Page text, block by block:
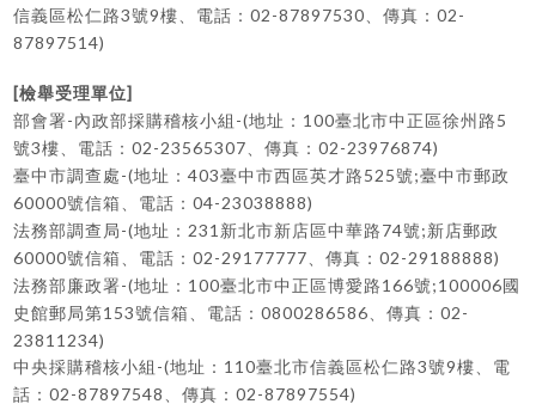
信義區松仁路3號9樓、電話：02-87897530、傳真：02-
87897514)
[檢舉受理單位]
部會署- 內政部採購稽核小組 -(地址： 100臺北市中正區徐州路 5
號3樓、電話：02-23565307、傳真：02-23976874)
臺中市調查處 -(地址：403臺中市西區英才路 525號;臺中市郵政
60000號信箱、電話：04-23038888)
法務部調查局 -(地址：231 新北市新店區中華路 74號; 新店郵政
60000號信箱、電話：02-29177777、傳真：02-29188888)
法務部廉政署-(地址： 100臺北市中正區博愛路 166號;100006 國
史館郵局第153號信箱、電話：0800286586、傳真：02-
23811234)
中央採購稽核小組 -(地址： 110臺北市信義區松仁路3號9樓、電
話：02-87897548 、傳真：02-87897554)